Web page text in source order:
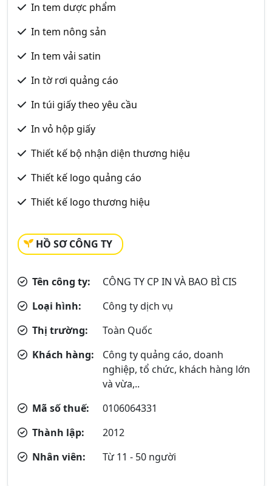
In tem dược phẩm
In tem nông sản
In tem vải satin
In tờ rơi quảng cáo
In túi giấy theo yêu cầu
In vỏ hộp giấy
Thiết kế bộ nhận diện thương hiệu
Thiết kế logo quảng cáo
Thiết kế logo thương hiệu
HỒ SƠ CÔNG TY
Tên công ty:
CÔNG TY CP IN VÀ BAO BÌ CIS
Loại hình:
Công ty dịch vụ
Thị trường:
Toàn Quốc
Khách hàng:
Công ty quảng cáo, doanh
nghiệp, tổ chức, khách hàng lớn
và vừa,..
Mã số thuế:
0106064331
Thành lập:
2012
Nhân viên:
Từ 11 - 50 người